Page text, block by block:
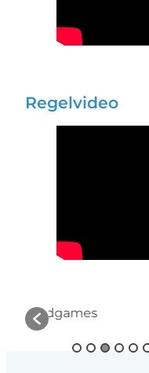
Regelvideo